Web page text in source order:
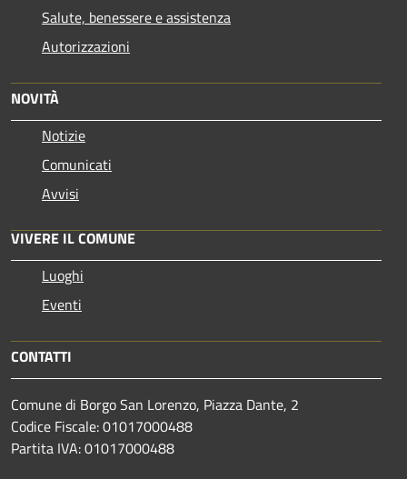
Salute, benessere e assistenza
Autorizzazioni
NOVITÀ
Notizie
Comunicati
Avvisi
VIVERE IL COMUNE
Luoghi
Eventi
CONTATTI
Comune di Borgo San Lorenzo, Piazza Dante, 2
Codice Fiscale: 01017000488
Partita IVA: 01017000488